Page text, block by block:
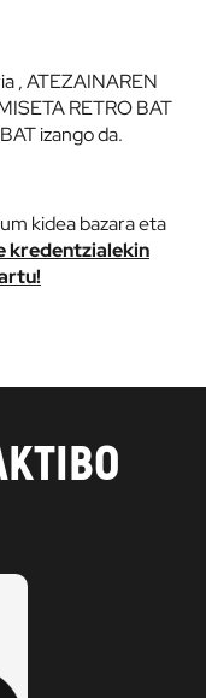
, ATEZAINAREN
RETRO BAT
izango da.
kidea bazara eta
kredentzialekin